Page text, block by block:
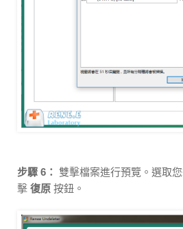
步驟 6： 雙擊檔案進行預覽。選取
擊 復原 按鈕。